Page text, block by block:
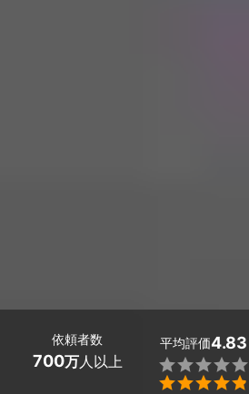
依頼者数
700万人以上
平均評価4.83

